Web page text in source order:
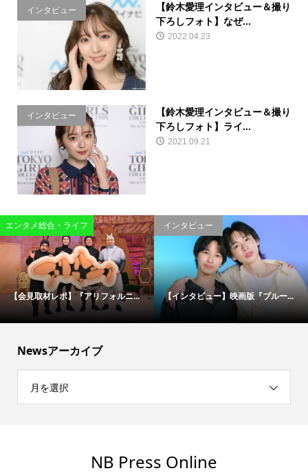
インタビュー
【鈴木愛理インタビュー＆撮り
下ろしフォト】なぜ...
2022.04.23
インタビュー
【鈴木愛理インタビュー＆撮り
下ろしフォト】ライ...
2021.09.21
エンタメ総合・ライフ
【会見取材レポ】『アリフォルニ...
インタビュー
【インタビュー】映画版『ブルー...
Newsアーカイブ
月を選択
NB Press Online